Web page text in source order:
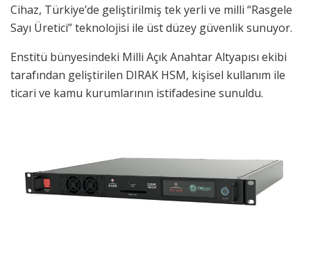
Cihaz, Türkiye’de geliştirilmiş tek yerli ve milli “Rasgele
Sayı Üretici” teknolojisi ile üst düzey güvenlik sunuyor.
Enstitü bünyesindeki Milli Açık Anahtar Altyapısı ekibi
tarafından geliştirilen DIRAK HSM, kişisel kullanım ile
ticari ve kamu kurumlarının istifadesine sunuldu.